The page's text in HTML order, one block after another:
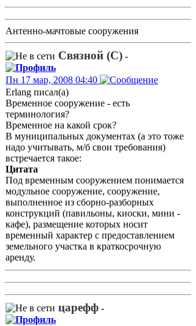
Антенно-мачтовые сооружения
Связной (С) -
Пн 17 мар, 2008 04:40
Erlang писал(а)
Временное сооружение - есть
терминология?
Временное на какой срок?
В муниципальных документах (а это тоже
надо учитывать, м/б свои требования)
встречается такое:
Цитата
Под временным сооружением понимается
модульное сооружение, сооружение,
выполненное из сборно-разборных
конструкций (павильоны, киоски, мини -
кафе), размещение которых носит
временный характер с предоставлением
земельного участка в краткосрочную
аренду.
царефф -